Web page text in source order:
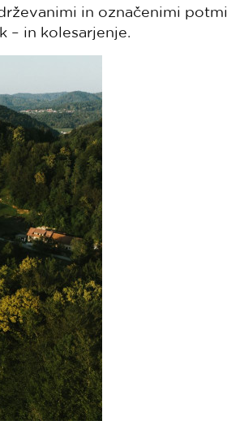
in označenimi potmi.
– in kolesarjenje.